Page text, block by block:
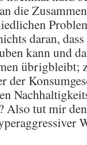
die
daran,
kann und
übrigbleibt;
der
Also tut mir